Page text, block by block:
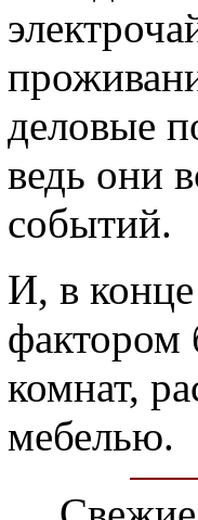
деловые
ведь они
событий.
И, в
фактором
комнат,
мебелью.